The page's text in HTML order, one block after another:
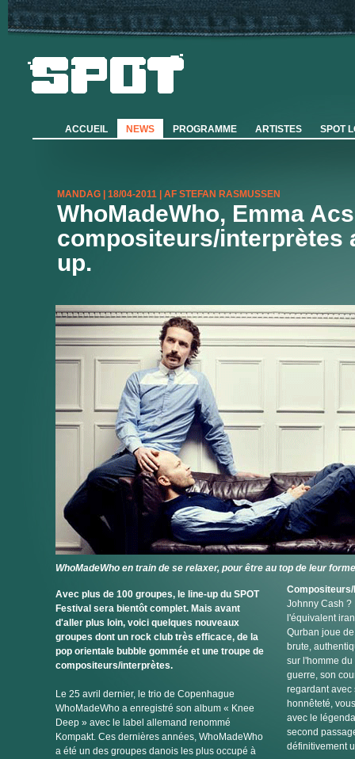
ACCUEIL NEWS PROGRAMME ARTISTES SPOT
MANDAG | 18/04-2011 | AF STEFAN RASMUSSEN
WhoMadeWho, Emma
compositeurs/interprètes
up.
WhoMadeWho en train de se relaxer, pour être au top de leur
Avec plus de 100 groupes, le line-up du SPOT
Festival sera bientôt complet. Mais avant
d'aller plus loin, voici quelques nouveaux
groupes dont un rock club très efficace, de la
pop orientale bubble gommée et une troupe de
compositeurs/interprètes.
Le 25 avril dernier, le trio de Copenhague
WhoMadeWho a enregistré son album « Knee
Deep » avec le label allemand renommé
Kompakt. Ces dernières années, WhoMadeWho
a été un des groupes danois les plus occupé à
Compositeurs/
Johnny Cash ?
l'équivalent
Qurban joue
brute,
sur l'homme
guerre, son
regardant avec
honnêteté,
avec le
second
définitivement